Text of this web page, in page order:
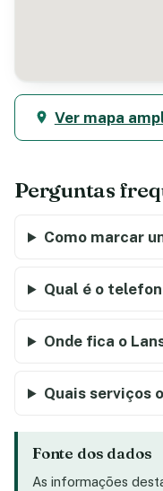
Ver mapa
Perguntas
Como marcar
Qual é o
Onde fica o
Quais serviços
Fonte dos dados
As informações